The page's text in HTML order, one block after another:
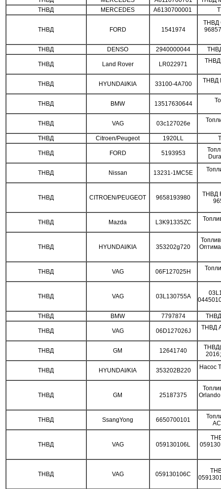
ТНВД
MERCEDES A6130700001
ТНВД FORD 1541974
ТНВД
ТНВД DENSO 2940000044
ТНВД Land Rover LR022971 ТНВД
ТНВД HYUNDAI/KIA 33100-4A700 ТНВД
ТНВД BMW 13517630644
ТНВД VAG 03c127026e
ТНВД Citroen/Peugeot 1920LL
ТНВД FORD 5193953
ТНВД Nissan 13231-1MC5E
ТНВД CITROEN/PEUGEOT 9658193980
ТНВД
ТНВД Mazda L3K91335ZC
ТНВД HYUNDAI/KIA 353202g720
ТНВД VAG 06F127025H
ТНВД VAG 03L130755A
ТНВД BMW 7797874
ТНВД VAG 06D127026J ТНВД
ТНВД GM 12641740
ТНВД HYUNDAI/KIA 353202B220 Насос
ТНВД GM 25187375
ТНВД SsangYong 6650700101
ТНВД VAG 059130106L
ТНВД VAG 059130106C